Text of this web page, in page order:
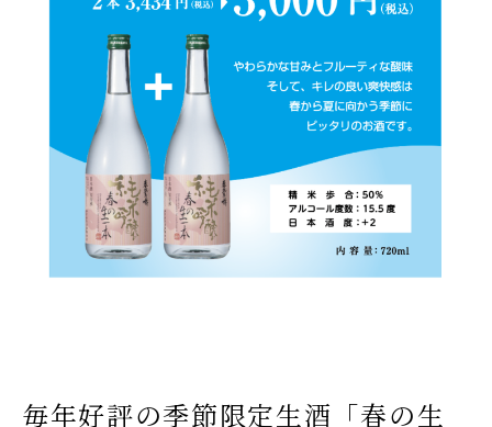
毎年好評の季節限定生酒「春の生